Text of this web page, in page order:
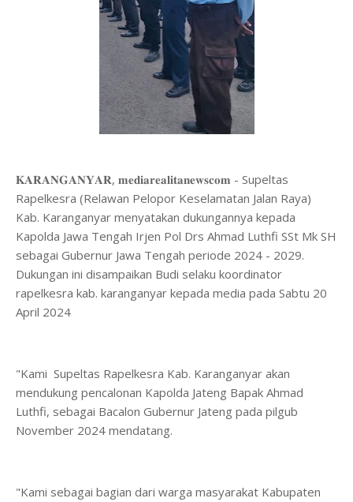
𝐊𝐀𝐑𝐀𝐍𝐆𝐀𝐍𝐘𝐀𝐑, 𝐦𝐞𝐝𝐢𝐚𝐫𝐞𝐚𝐥𝐢𝐭𝐚𝐧𝐞𝐰𝐬𝐜𝐨𝐦 - Supeltas
Rapelkesra (Relawan Pelopor Keselamatan Jalan Raya)
Kab. Karanganyar menyatakan dukungannya kepada
Kapolda Jawa Tengah Irjen Pol Drs Ahmad Luthfi SSt Mk SH
sebagai Gubernur Jawa Tengah periode 2024 - 2029.
Dukungan ini disampaikan Budi selaku koordinator
rapelkesra kab. karanganyar kepada media pada Sabtu 20
April 2024
"Kami Supeltas Rapelkesra Kab. Karanganyar akan
mendukung pencalonan Kapolda Jateng Bapak Ahmad
Luthfi, sebagai Bacalon Gubernur Jateng pada pilgub
November 2024 mendatang.
"Kami sebagai bagian dari warga masyarakat Kabupaten